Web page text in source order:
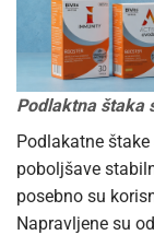
Podlaktna štaka
Podlakatne
poboljšave
posebno su
Napravljene su